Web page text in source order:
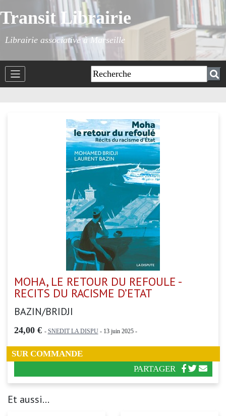
Transit Librairie
Librairie associative à Marseille
MOHA, LE RETOUR DU REFOULE -
RECITS DU RACISME D’ETAT
BAZIN/BRIDJI
24,00 € - SNEDIT LA DISPU- 13 juin 2025 -
SUR COMMANDE
PARTAGER
Et aussi...